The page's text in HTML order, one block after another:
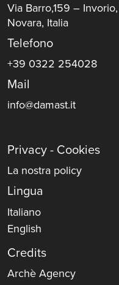
Via Barro,159 –
Novara, Italia
Telefono
+39 0322 254028
Mail
info@damast.it
Privacy - Cookies
La nostra policy
Lingua
Italiano
English
Credits
Archè Agency